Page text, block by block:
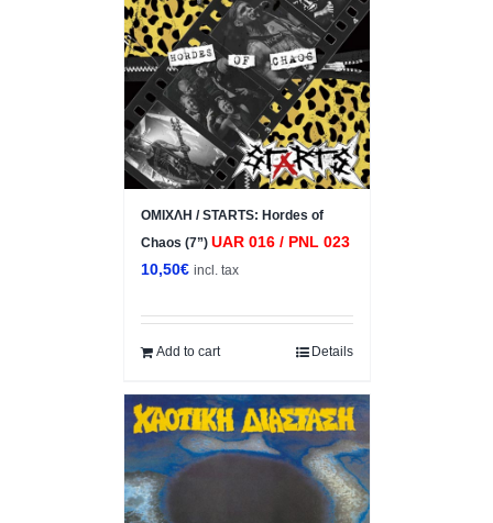
ΟΜΙΧΛΗ / STARTS: Hordes of
Chaos (7”) UAR 016 / PNL 023
10,50€ incl. tax
Add to cart Details